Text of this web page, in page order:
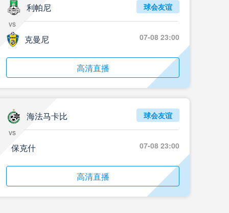
利帕尼
vs
克曼尼
球会友谊
07-08 23:00
高清直播
海法马卡比
vs
保克什
球会友谊
07-08 23:00
高清直播